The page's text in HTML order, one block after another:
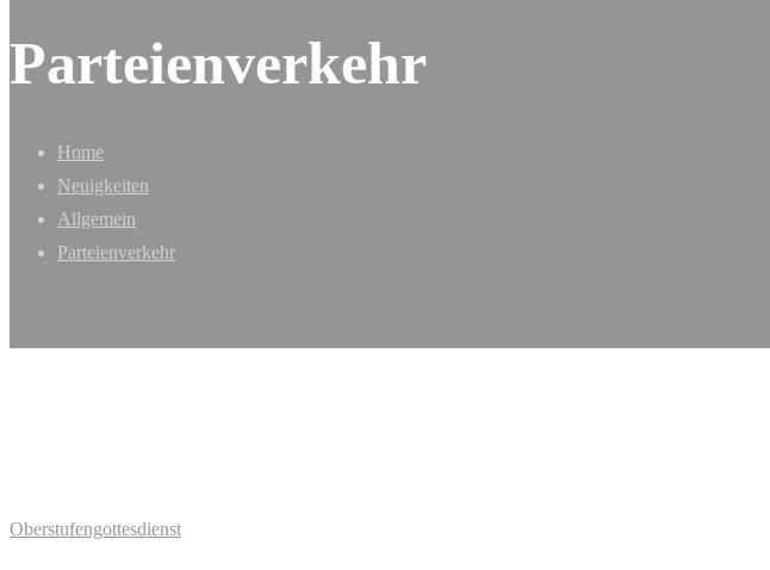
Parteienverkehr
Home
Neuigkeiten
Allgemein
Parteienverkehr
Oberstufengottesdienst